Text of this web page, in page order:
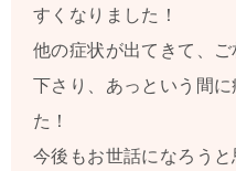
すくなりました！
他の症状が出てきて、
下さり、あっという間
た！
今後もお世話になろうと